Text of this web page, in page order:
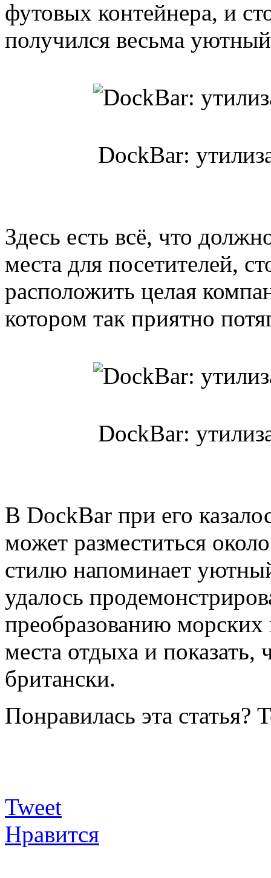
футовых контейнера, и
получился весьма
DockBar:
Здесь есть всё, что
места для посетителей,
расположить целая
котором так приятно
DockBar:
В DockBar при его
может разместиться
стилю напоминает
удалось
преобразованию
места отдыха и показать,
британски.
Понравилась эта статья?
Tweet
Нравится